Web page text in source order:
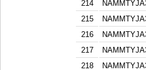
214
215
216
217
218